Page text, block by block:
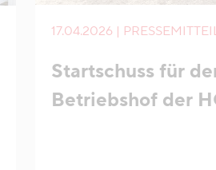
17.04.2026 |
Startschuss für
Betriebshof der